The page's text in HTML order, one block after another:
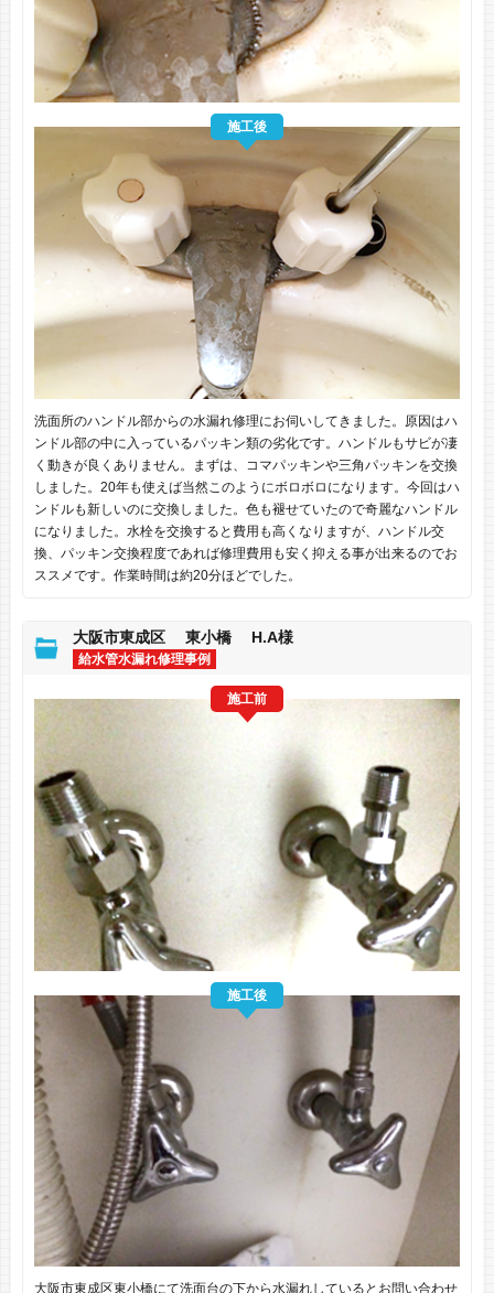
施工後
洗面所のハンドル部からの水漏れ修理にお伺いしてきました。原因はハ
ンドル部の中に入っているパッキン類の劣化です。ハンドルもサビが凄
く動きが良くありません。まずは、コマパッキンや三角パッキンを交換
しました。20年も使えば当然このようにボロボロになります。今回はハ
ンドルも新しいのに交換しました。色も褪せていたので奇麗なハンドル
になりました。水栓を交換すると費用も高くなりますが、ハンドル交
換、パッキン交換程度であれば修理費用も安く抑える事が出来るのでお
ススメです。作業時間は約20分ほどでした。
大阪市東成区 東小橋 H.A様
給水管水漏れ修理事例
施工前
施工後
大阪市東成区東小橋にて洗面台の下から水漏れしているとお問い合わせ